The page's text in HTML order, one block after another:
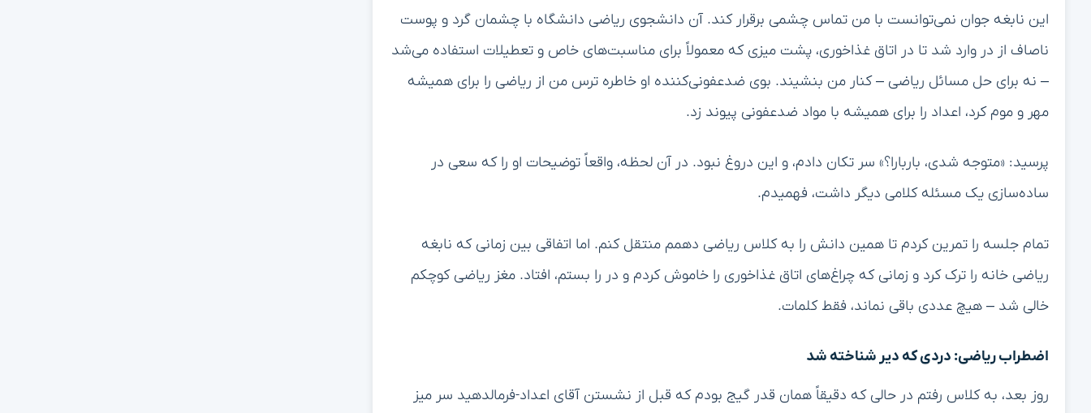
این نابغه جوان نمی‌توانست با من تماس چشمی برقرار کند. آن دانشجوی ریاضی دانشگاه با چشمان گرد و پوست
ناصاف از در وارد شد تا در اتاق غذاخوری، پشت میزی که معمولاً برای مناسبت‌های خاص و تعطیلات استفاده می‌شد
– نه برای حل مسائل ریاضی – کنار من بنشیند. بوی ضدعفونی‌کننده او خاطره ترس من از ریاضی را برای همیشه
مهر و موم کرد، اعداد را برای همیشه با مواد ضدعفونی پیوند زد.
پرسید: «متوجه شدی، باربارا؟» سر تکان دادم، و این دروغ نبود. در آن لحظه، واقعاً توضیحات او را که سعی در
ساده‌سازی یک مسئله کلامی دیگر داشت، فهمیدم.
تمام جلسه را تمرین کردم تا همین دانش را به کلاس ریاضی دهمم منتقل کنم. اما اتفاقی بین زمانی که نابغه
ریاضی خانه را ترک کرد و زمانی که چراغ‌های اتاق غذاخوری را خاموش کردم و در را بستم، افتاد. مغز ریاضی کوچکم
خالی شد – هیچ عددی باقی نماند، فقط کلمات.
اضطراب ریاضی: دردی که دیر شناخته شد
روز بعد، به کلاس رفتم در حالی که دقیقاً همان قدر گیج بودم که قبل از نشستن آقای اعداد-فرمالدهید سر میز